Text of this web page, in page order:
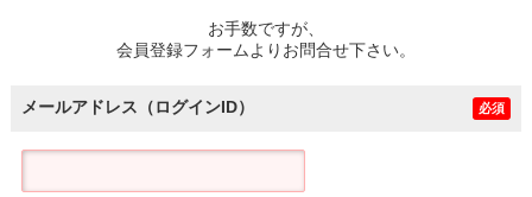
お手数ですが、
会員登録フォームよりお問合せ下さい。
メールアドレス（ログインID） 必須